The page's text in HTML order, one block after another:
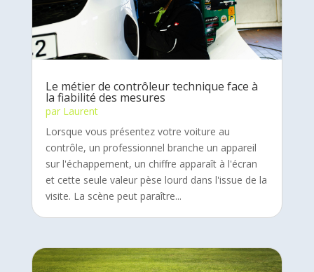
Le métier de contrôleur technique face à
la fiabilité des mesures
par Laurent
Lorsque vous présentez votre voiture au
contrôle, un professionnel branche un appareil
sur l'échappement, un chiffre apparaît à l'écran
et cette seule valeur pèse lourd dans l'issue de la
visite. La scène peut paraître...